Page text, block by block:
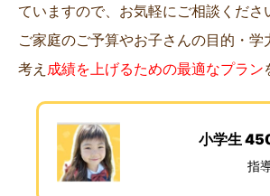
ていますので、お気軽にご相談くださ
ご家庭のご予算やお子さんの目的・学
考え 成績を上げるための最適なプラン
小学生
指